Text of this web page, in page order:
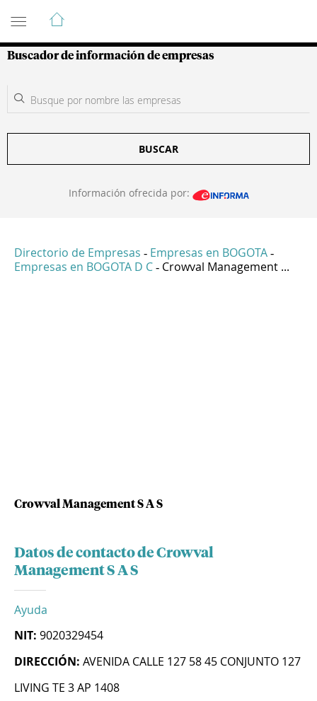
Guía de Empresas Colombianas
Buscador de información de empresas
BUSCAR
Información ofrecida por:
Directorio de Empresas - Empresas en BOGOTA -
Empresas en BOGOTA D C - Crowval Management ...
Crowval Management S A S
Datos de contacto de Crowval
Management S A S
Ayuda
NIT: 9020329454
DIRECCIÓN: AVENIDA CALLE 127 58 45 CONJUNTO 127
LIVING TE 3 AP 1408